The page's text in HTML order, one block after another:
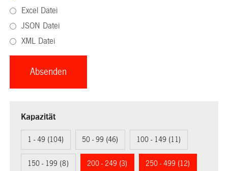
Excel Datei
JSON Datei
XML Datei
Kapazität
1 - 49 (104) 50 - 99 (46) 100 - 149 (11)
150 - 199 (8) 200 - 249 (3) 250 - 499 (12)